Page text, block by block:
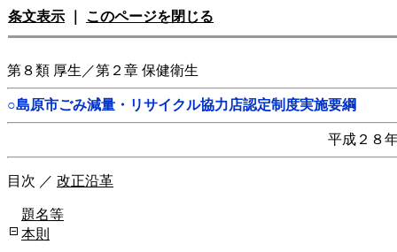
条文表示 このページを閉じる
第８類 厚生／第２章 保健衛生
○島原市ごみ減量・リサイクル協力店認定制度実施要綱
平成２８
目次 ／ 改正沿革
題名等
本則